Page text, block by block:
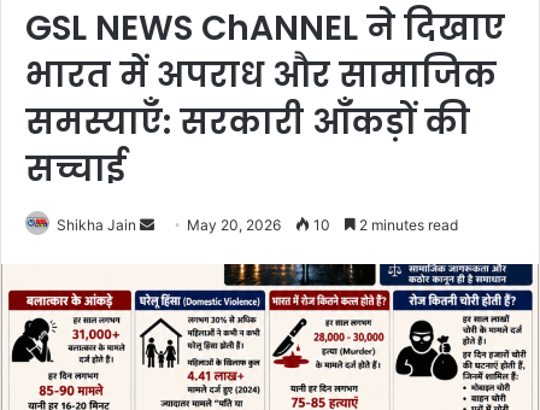
GSL NEWS ChANNEL ने दिखाए
भारत में अपराध और सामाजिक
समस्याएँ: सरकारी आँकड़ों की
सच्चाई
Shikha Jain
d
a
n
e
May 20, 2026 10 2 minutes read